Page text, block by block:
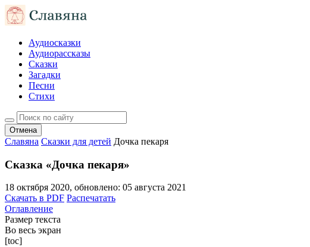
Аудиосказки
Аудиорассказы
Сказки
Загадки
Песни
Стихи
Отмена
Славяна Сказки для детей Дочка пекаря
Сказка «Дочка пекаря»
18 октября 2020, обновлено: 05 августа 2021
Скачать в PDF Распечатать
Оглавление
Размер текста
Во весь экран
[toc]